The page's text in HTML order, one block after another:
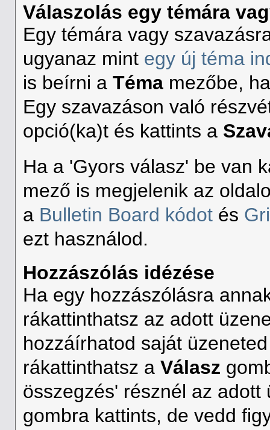
Válaszolás egy témára
Egy témára vagy
ugyanaz mint egy új téma
is beírni aTéma mezőbe,
Egy szavazáson való
opció(ka)t és kattints a
Ha a 'Gyors válasz' be van
mező is megjelenik az
a Bulletin Board kódot és
ezt használod.
Hozzászólás idézése
Ha egy hozzászólásra
rákattinthatsz az adott
hozzáírhatod saját
rákattinthatsz aVálasz
összegzés' résznél az
gombra kattints, de vedd